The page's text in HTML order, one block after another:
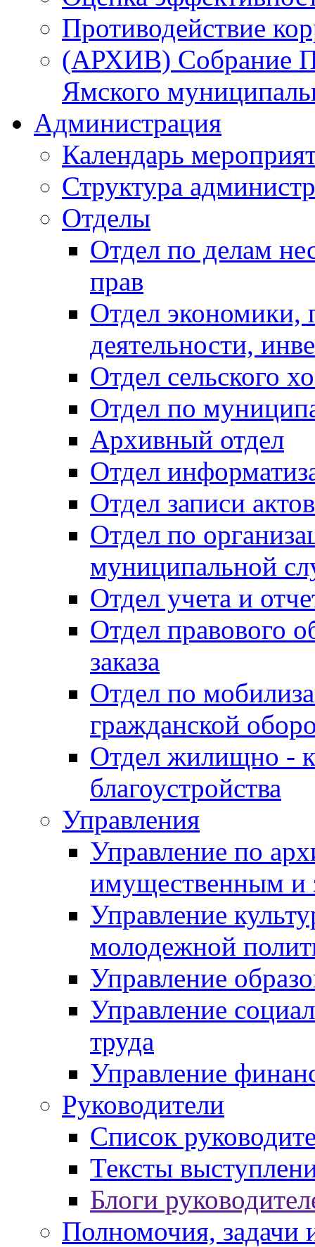
Противодействие
(АРХИВ) Собрание
Ямского
Администрация
Календарь
Структура
Отделы
Отдел по делам
прав
Отдел экономики,
деятельности,
Отдел сельского
Отдел по
Архивный отдел
Отдел
Отдел записи
Отдел по
муниципальной
Отдел учета и
Отдел правового
заказа
Отдел по
гражданской
Отдел жилищно -
благоустройства
Управления
Управление по
имущественным и
Управление
молодежной
Управление
Управление
труда
Управление
Руководители
Список
Тексты
Блоги
Полномочия, задачи